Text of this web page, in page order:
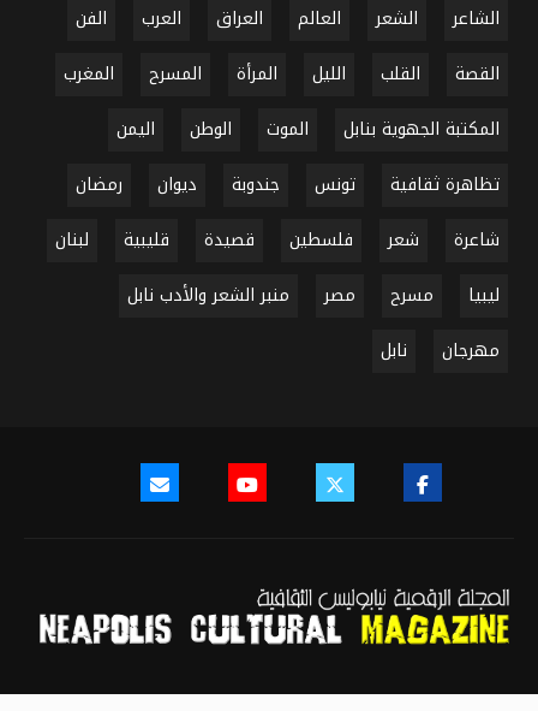
الشاعر
الشعر العالم العراق العرب
الفن
القصة
القلب الليل المرأة المسرح
المغرب
المكتبة الجهوية بنابل
الموت الوطن
اليمن
تظاهرة ثقافية
تونس جندوبة ديوان
رمضان
شاعرة
شعر فلسطين قصيدة قليبية
لبنان
ليبيا
مسرح مصر
منبر الشعر والأدب نابل
مهرجان
نابل